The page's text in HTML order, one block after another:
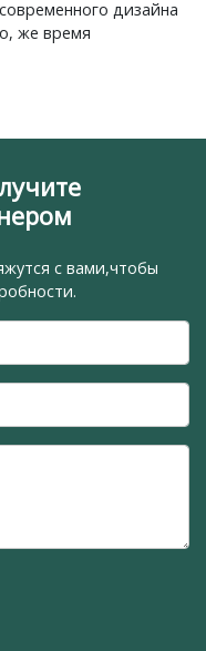
дизайна
же время
с вами,чтобы